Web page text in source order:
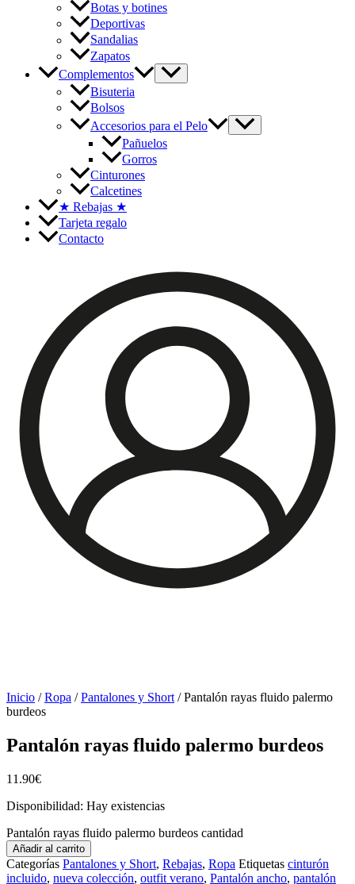
Botas y botines
Deportivas
Sandalias
Zapatos
Complementos
Bisuteria
Bolsos
Accesorios para el Pelo
Pañuelos
Gorros
Cinturones
Calcetines
★ Rebajas ★
Tarjeta regalo
Contacto
Inicio /Ropa /Pantalones y Short / Pantalón rayas fluido palermo
burdeos
Pantalón rayas fluido palermo burdeos
11.90€
Disponibilidad: Hay existencias
Pantalón rayas fluido palermo burdeos cantidad
Añadir al carrito
Categorías Pantalones y Short, Rebajas, Ropa Etiquetas cinturón
incluido, nueva colección, outfit verano, Pantalón ancho, pantalón